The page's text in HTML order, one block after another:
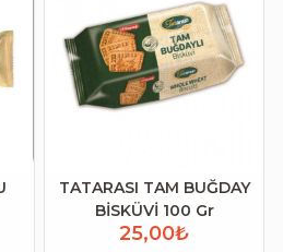
TATARASI TAM BUĞDAY
BİSKÜVİ 100 Gr
25,00₺